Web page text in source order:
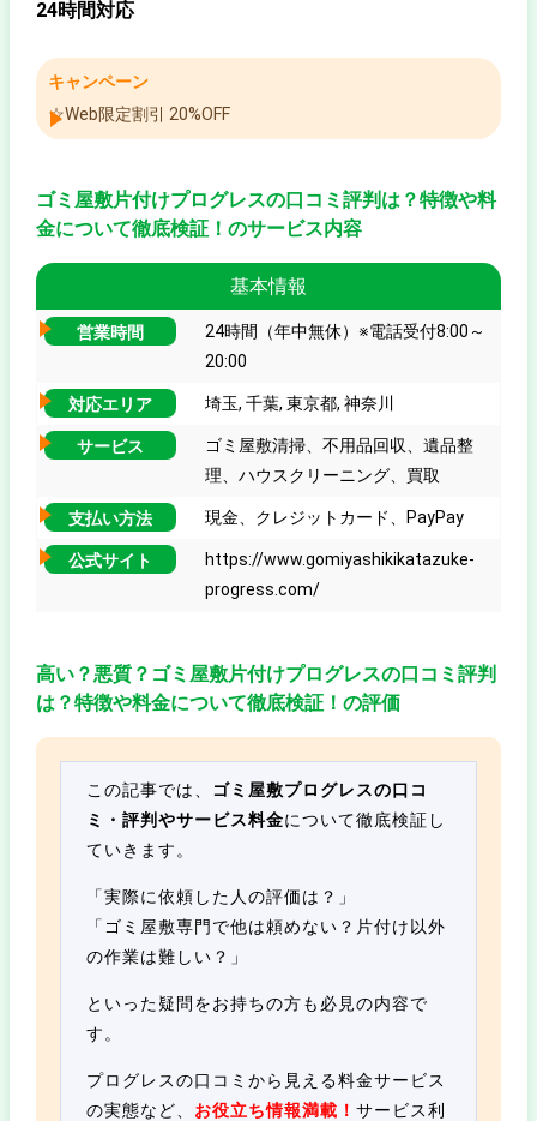
24時間対応
キャンペーン
☆Web限定割引 20%OFF
ゴミ屋敷片付けプログレスの口コミ評判は？特徴や料
金について徹底検証！のサービス内容
基本情報
営業時間
24時間（年中無休）※電話受付8:00～
20:00
対応エリア 埼玉, 千葉, 東京都, 神奈川
サービス
ゴミ屋敷清掃、不用品回収、遺品整
理、ハウスクリーニング、買取
支払い方法 現金、クレジットカード、PayPay
公式サイト
https://www.gomiyashikikatazuke-
progress.com/
高い？悪質？ゴミ屋敷片付けプログレスの口コミ評判
は？特徴や料金について徹底検証！の評価
この記事では、
ゴミ屋敷プログレスの口コ
ミ・評判やサービス料金について徹底検証し
ていきます。
「実際に依頼した人の評価は？」
「ゴミ屋敷専門で他は頼めない？片付け以外
の作業は難しい？」
といった疑問をお持ちの方も必見の内容で
す。
プログレスの口コミから見える料金サービス
の実態など、 お役立ち情報満載！ サービス利